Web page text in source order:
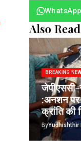
WhatsApp
Also Read
BREAKING
जेपीएससी-
:अनशन पर
क्रांति की
अस्पताल में
ByYudhishthir